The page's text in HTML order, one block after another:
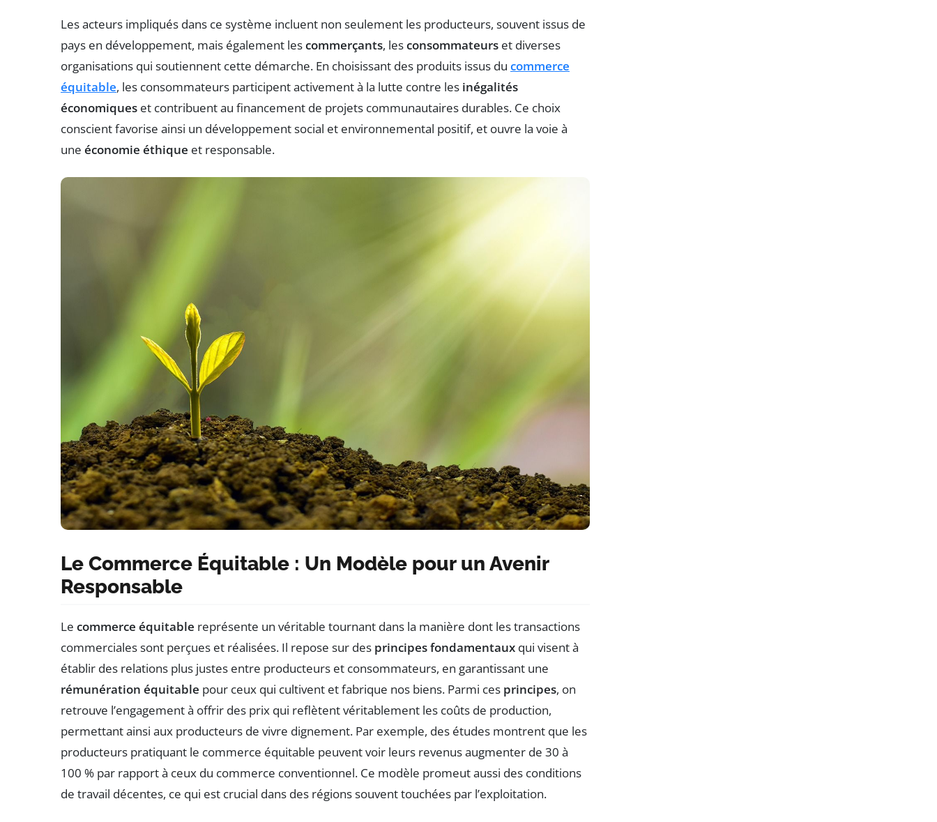
Les acteurs impliqués dans ce système incluent non seulement les producteurs, souvent issus de
pays en développement, mais également lescommerçants, lesconsommateurs et diverses
organisations qui soutiennent cette démarche. En choisissant des produits issus du commerce
équitable, les consommateurs participent activement à la lutte contre les inégalités
économiques et contribuent au financement de projets communautaires durables. Ce choix
conscient favorise ainsi un développement social et environnemental positif, et ouvre la voie à
une économie éthique et responsable.
Le Commerce Équitable : Un Modèle pour un Avenir
Responsable
Le commerce équitable représente un véritable tournant dans la manière dont les transactions
commerciales sont perçues et réalisées. Il repose sur des principes fondamentaux qui visent à
établir des relations plus justes entre producteurs et consommateurs, en garantissant une
rémunération équitable pour ceux qui cultivent et fabrique nos biens. Parmi ces principes, on
retrouve l’engagement à offrir des prix qui reflètent véritablement les coûts de production,
permettant ainsi aux producteurs de vivre dignement. Par exemple, des études montrent que les
producteurs pratiquant le commerce équitable peuvent voir leurs revenus augmenter de 30 à
100 % par rapport à ceux du commerce conventionnel. Ce modèle promeut aussi des conditions
de travail décentes, ce qui est crucial dans des régions souvent touchées par l’exploitation.